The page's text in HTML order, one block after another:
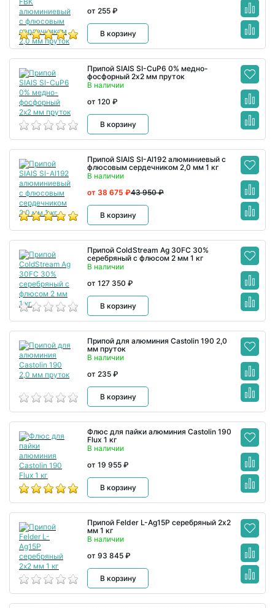
от 255 ₽
В корзину
Припой SIAIS SI-CuP6 0% медно-
фосфорный 2х2 мм пруток
В наличии
от 120 ₽
В корзину
Припой SIAIS SI-Al192 алюминиевый с
флюсовым сердечником 2,0 мм 1 кг
В наличии
43 950 ₽
от 38 675 ₽
В корзину
Припой ColdStream Ag 30FC 30%
серебряный с флюсом 2 мм 1 кг
В наличии
от 127 350 ₽
В корзину
Припой для алюминия Castolin 190 2,0
мм пруток
В наличии
от 235 ₽
В корзину
Флюс для пайки алюминия Castolin 190
Flux 1 кг
В наличии
от 19 955 ₽
В корзину
Припой Felder L-Ag15P серебряный 2х2
мм 1 кг
В наличии
от 93 845 ₽
В корзину